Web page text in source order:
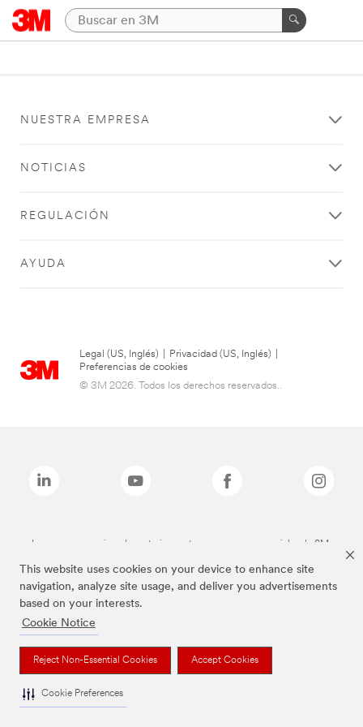
This website uses cookies on your device to enhance site
navigation, analyze site usage, and deliver you advertisements
based on your interests.
Cookie Notice
Reject Non-Essential Cookies Accept Cookies
Cookie Preferences
NUESTRA EMPRESA
NOTICIAS
REGULACIÓN
AYUDA
Legal (US, Inglés) Privacidad (US, Inglés)
Preferencias de cookies
© 3M 2026. Todos los derechos reservados..
Las marcas mencionadas anteriormente son marcas comerciales de 3M.